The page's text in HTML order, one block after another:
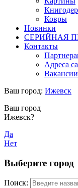
Ковры
Новинки
СЕРИЙНАЯ
Контакты
Адреса
Вакансии
Ваш город: Ижевск
Ваш город
Ижевск?
Да
Нет
Выберите город
Поиск: